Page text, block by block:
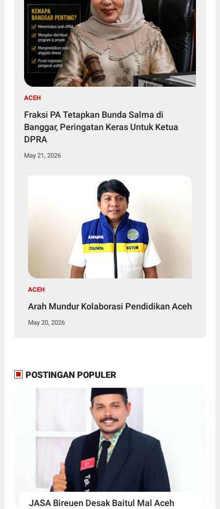
ACEH
Fraksi PA Tetapkan Bunda Salma di
Banggar, Peringatan Keras Untuk Ketua
DPRA
May 21, 2026
ACEH
Arah Mundur Kolaborasi Pendidikan Aceh
May 20, 2026
POSTINGAN POPULER
JASA Bireuen Desak Baitul Mal Aceh